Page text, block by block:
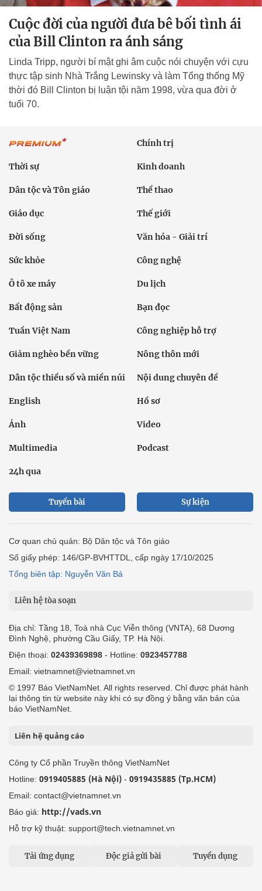
Cuộc đời của người đưa bê bối tình ái
của Bill Clinton ra ánh sáng
Linda Tripp, người bí mật ghi âm cuộc nói chuyện với cựu
thực tập sinh Nhà Trắng Lewinsky và làm Tổng thống Mỹ
thời đó Bill Clinton bị luận tội năm 1998, vừa qua đời ở
tuổi 70.
Chính trị
Thời sự Kinh doanh
Dân tộc và Tôn giáo Thể thao
Giáo dục Thế giới
Đời sống Văn hóa - Giải trí
Sức khỏe Công nghệ
Ô tô xe máy Du lịch
Bất động sản Bạn đọc
Tuần Việt Nam Công nghiệp hỗ trợ
Giảm nghèo bền vững Nông thôn mới
Dân tộc thiểu số và miền núi Nội dung chuyên đề
English Hồ sơ
Ảnh Video
Multimedia Podcast
24h qua
Tuyến bài Sự kiện
Cơ quan chủ quản: Bộ Dân tộc và Tôn giáo
Số giấy phép: 146/GP-BVHTTDL, cấp ngày 17/10/2025
Tổng biên tập: Nguyễn Văn Bá
Liên hệ tòa soạn
Địa chỉ: Tầng 18, Toà nhà Cục Viễn thông (VNTA), 68 Dương
Đình Nghệ, phường Cầu Giấy, TP. Hà Nội.
Điện thoại: 02439369898 - Hotline: 0923457788
Email: vietnamnet@vietnamnet.vn
© 1997 Báo VietNamNet. All rights reserved. Chỉ được phát hành
lại thông tin từ website này khi có sự đồng ý bằng văn bản của
báo VietNamNet.
Liên hệ quảng cáo
Công ty Cổ phần Truyền thông VietNamNet
Hotline: 0919405885 (Hà Nội) - 0919435885 (Tp.HCM)
Email: contact@vietnamnet.vn
Báo giá: http://vads.vn
Hỗ trợ kỹ thuật: support@tech.vietnamnet.vn
Tải ứng dụng Độc giả gửi bài Tuyển dụng